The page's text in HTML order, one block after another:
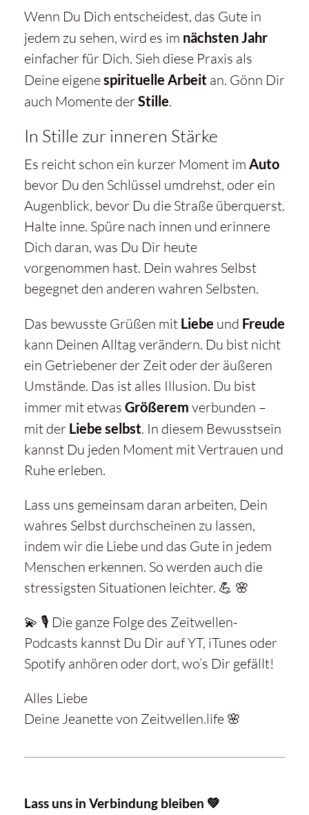
Wenn Du Dich entscheidest, das Gute in
jedem zu sehen, wird es im nächsten Jahr
einfacher für Dich. Sieh diese Praxis als
Deine eigenespirituelle Arbeitan. Gönn Dir
auch Momente derStille.
In Stille zur inneren Stärke
Es reicht schon ein kurzer Moment im Auto
bevor Du den Schlüssel umdrehst, oder ein
Augenblick, bevor Du die Straße überquerst.
Halte inne. Spüre nach innen und erinnere
Dich daran, was Du Dir heute
vorgenommen hast. Dein wahres Selbst
begegnet den anderen wahren Selbsten.
Das bewusste Grüßen mit Liebe und Freude
kann Deinen Alltag verändern. Du bist nicht
ein Getriebener der Zeit oder der äußeren
Umstände. Das ist alles Illusion. Du bist
immer mit etwas Größerem verbunden –
mit der Liebe selbst. In diesem Bewusstsein
kannst Du jeden Moment mit Vertrauen und
Ruhe erleben.
Lass uns gemeinsam daran arbeiten, Dein
wahres Selbst durchscheinen zu lassen,
indem wir die Liebe und das Gute in jedem
Menschen erkennen. So werden auch die
stressigsten Situationen leichter. 💪 🌸
💫 🎙️ Die ganze Folge des Zeitwellen-
Podcasts kannst Du Dir auf YT, iTunes oder
Spotify anhören oder dort, wo’s Dir gefällt!
Alles Liebe
Deine Jeanette von Zeitwellen.life 🌸
Lass uns in Verbindung bleiben 💚